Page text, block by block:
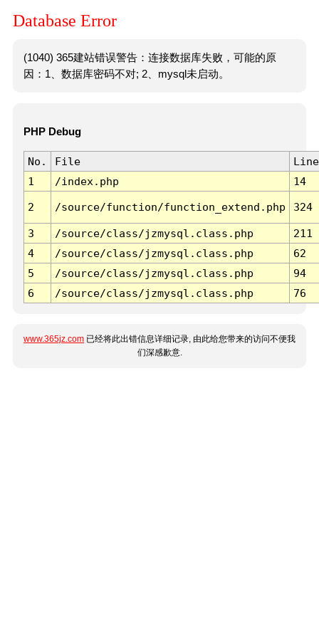
Database Error
(1040) 365建站错误警告：连接数据库失败，可能的原
因：1、数据库密码不对; 2、mysql未启动。
PHP Debug
No. File
Line
1
/index.php 14
2 /source/function/function_extend.php 324
3 /source/class/jzmysql.class.php
211
4
/source/class/jzmysql.class.php
62
5
/source/class/jzmysql.class.php
94
6
/source/class/jzmysql.class.php 76
www.365jz.com 已经将此出错信息详细记录, 由此给您带来的访问不便我
们深感歉意.